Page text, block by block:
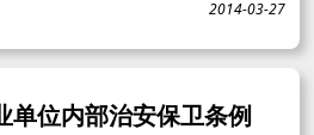
2014-03-27
单位内部治安保卫条例